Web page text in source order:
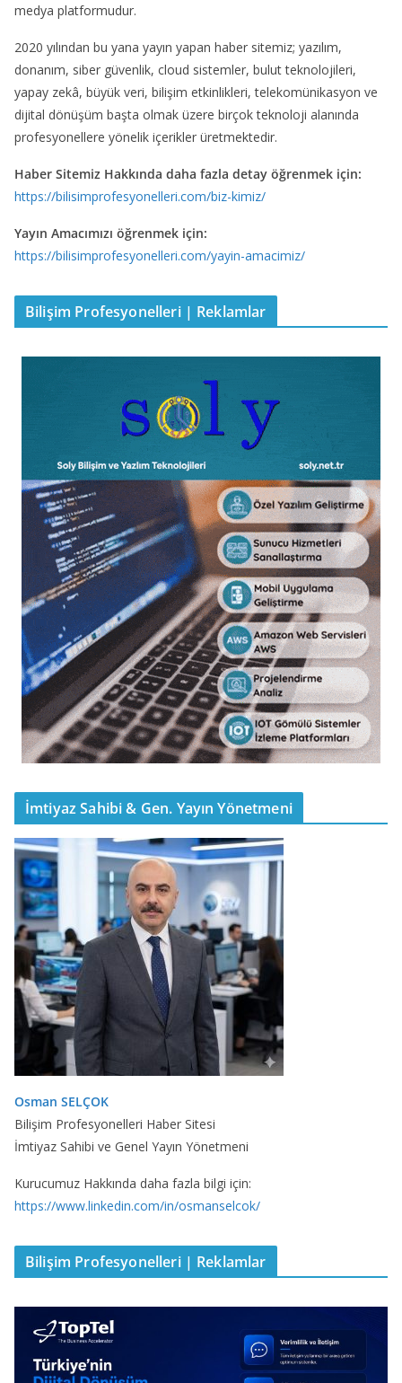
medya platformudur.
2020 yılından bu yana yayın yapan haber sitemiz; yazılım,
donanım, siber güvenlik, cloud sistemler, bulut teknolojileri,
yapay zekâ, büyük veri, bilişim etkinlikleri, telekomünikasyon ve
dijital dönüşüm başta olmak üzere birçok teknoloji alanında
profesyonellere yönelik içerikler üretmektedir.
Haber Sitemiz Hakkında daha fazla detay öğrenmek için:
https://bilisimprofesyonelleri.com/biz-kimiz/
Yayın Amacımızı öğrenmek için:
https://bilisimprofesyonelleri.com/yayin-amacimiz/
Bilişim Profesyonelleri | Reklamlar
İmtiyaz Sahibi & Gen. Yayın Yönetmeni
Osman SELÇOK
Bilişim Profesyonelleri Haber Sitesi
İmtiyaz Sahibi ve Genel Yayın Yönetmeni
Kurucumuz Hakkında daha fazla bilgi için:
https://www.linkedin.com/in/osmanselcok/
Bilişim Profesyonelleri | Reklamlar